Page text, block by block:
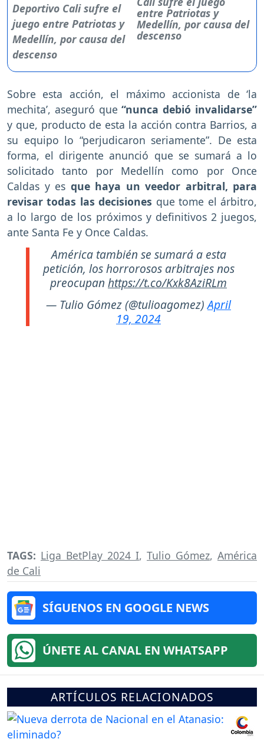
entre Patriotas y
Medellín, por causa del
descenso
Sobre esta acción, el máximo accionista de ‘la
mechita’, aseguró que“nunca debió invalidarse”
y que, producto de esta la acción contra Barrios, a
su equipo lo “perjudicaron seriamente”. De esta
forma, el dirigente anunció que se sumará a lo
solicitado tanto por Medellín como por Once
Caldas y es que haya un veedor arbitral, para
revisar todas las decisiones que tome el árbitro,
a lo largo de los próximos y definitivos 2 juegos,
ante Santa Fe y Once Caldas.
América también se sumará a esta
petición, los horrorosos arbitrajes nos
preocupan https://t.co/Kxk8AziRLm
— Tulio Gómez (@tulioagomez)April
19, 2024
TAGS: Liga BetPlay 2024 I, Tulio Gómez, América
de Cali
SÍGUENOS EN GOOGLE NEWS
ÚNETE AL CANAL EN WHATSAPP
ARTÍCULOS RELACIONADOS